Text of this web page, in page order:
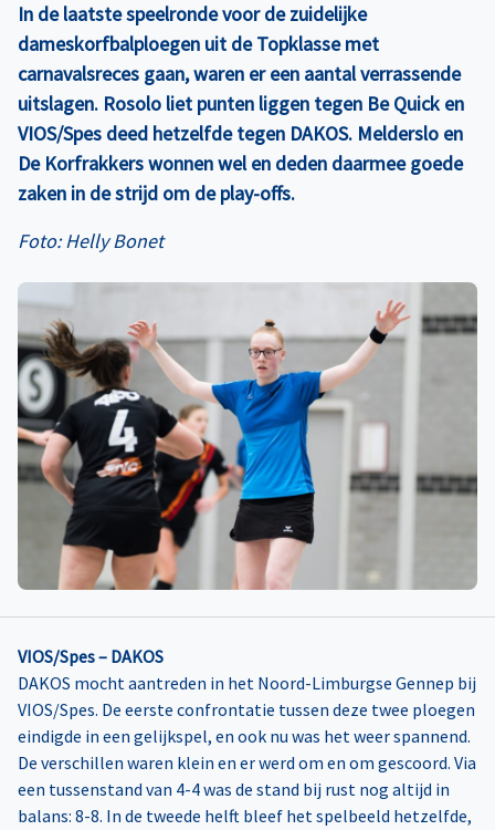
In de laatste speelronde voor de zuidelijke
dameskorfbalploegen uit de Topklasse met
carnavalsreces gaan, waren er een aantal verrassende
uitslagen. Rosolo liet punten liggen tegen Be Quick en
VIOS/Spes deed hetzelfde tegen DAKOS. Melderslo en
De Korfrakkers wonnen wel en deden daarmee goede
zaken in de strijd om de play-offs.
Foto: Helly Bonet
VIOS/Spes – DAKOS
DAKOS mocht aantreden in het Noord-Limburgse Gennep bij
VIOS/Spes. De eerste confrontatie tussen deze twee ploegen
eindigde in een gelijkspel, en ook nu was het weer spannend.
De verschillen waren klein en er werd om en om gescoord. Via
een tussenstand van 4-4 was de stand bij rust nog altijd in
balans: 8-8. In de tweede helft bleef het spelbeeld hetzelfde,